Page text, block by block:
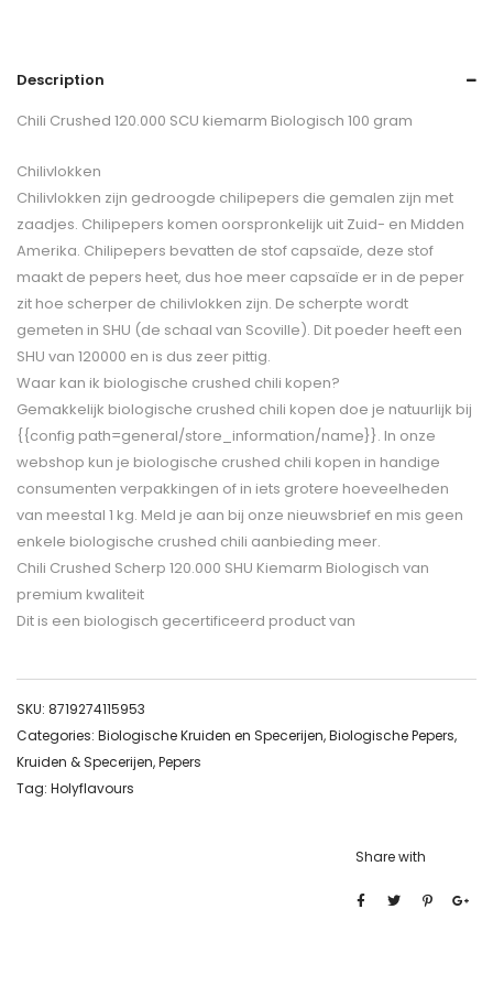
Description
Chili Crushed 120.000 SCU kiemarm Biologisch 100 gram
Chilivlokken
Chilivlokken zijn gedroogde chilipepers die gemalen zijn met
zaadjes. Chilipepers komen oorspronkelijk uit Zuid- en Midden
Amerika. Chilipepers bevatten de stof capsaïde, deze stof
maakt de pepers heet, dus hoe meer capsaïde er in de peper
zit hoe scherper de chilivlokken zijn. De scherpte wordt
gemeten in SHU (de schaal van Scoville). Dit poeder heeft een
SHU van 120000 en is dus zeer pittig.
Waar kan ik biologische crushed chili kopen?
Gemakkelijk biologische crushed chili kopen doe je natuurlijk bij
{{config path=general/store_information/name}}. In onze
webshop kun je biologische crushed chili kopen in handige
consumenten verpakkingen of in iets grotere hoeveelheden
van meestal 1 kg. Meld je aan bij onze nieuwsbrief en mis geen
enkele biologische crushed chili aanbieding meer.
Chili Crushed Scherp 120.000 SHU Kiemarm Biologisch van
premium kwaliteit
Dit is een biologisch gecertificeerd product van
SKU: 8719274115953
Categories: Biologische Kruiden en Specerijen,Biologische Pepers,
Kruiden & Specerijen,Pepers
Tag: Holyflavours
Share with